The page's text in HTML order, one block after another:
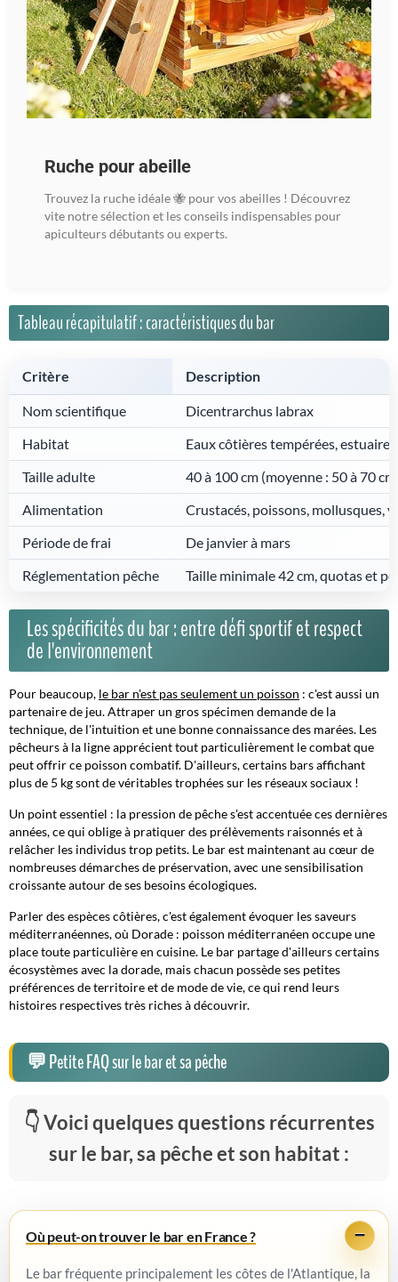
Ruche pour abeille
Trouvez la ruche idéale 🐝 pour vos abeilles ! Découvrez
vite notre sélection et les conseils indispensables pour
apiculteurs débutants ou experts.
Tableau récapitulatif : caractéristiques du bar
Critère Description
Nom scientifique
Dicentrarchus labrax
Habitat
Eaux côtières tempérées,
Taille adulte
40 à 100 cm (moyenne : 50 à 70
Alimentation
Crustacés, poissons, mollusques,
Période de frai
De janvier à mars
Réglementation pêche
Taille minimale 42 cm, quotas et
Les spécificités du bar : entre défi sportif et respect
de l'environnement
Pour beaucoup, le bar n'est pas seulement un poisson : c'est aussi un
partenaire de jeu. Attraper un gros spécimen demande de la
technique, de l'intuition et une bonne connaissance des marées. Les
pêcheurs à la ligne apprécient tout particulièrement le combat que
peut offrir ce poisson combatif. D'ailleurs, certains bars affichant
plus de 5 kg sont de véritables trophées sur les réseaux sociaux !
Un point essentiel : la pression de pêche s'est accentuée ces dernières
années, ce qui oblige à pratiquer des prélèvements raisonnés et à
relâcher les individus trop petits. Le bar est maintenant au cœur de
nombreuses démarches de préservation, avec une sensibilisation
croissante autour de ses besoins écologiques.
Parler des espèces côtières, c'est également évoquer les saveurs
méditerranéennes, où Dorade : poisson méditerranéen occupe une
place toute particulière en cuisine. Le bar partage d'ailleurs certains
écosystèmes avec la dorade, mais chacun possède ses petites
préférences de territoire et de mode de vie, ce qui rend leurs
histoires respectives très riches à découvrir.
Petite FAQ sur le bar et sa pêche
Voici quelques questions récurrentes
sur le bar, sa pêche et son habitat :
Où peut-on trouver le bar en France ?
Le bar fréquente principalement les côtes de l'Atlantique, la